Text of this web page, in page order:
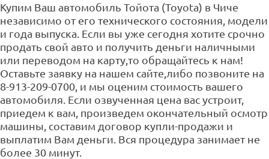
Купим Ваш автомобиль Тойота (Toyota) в Чиче
независимо от его технического состояния, модели
и года выпуска. Если вы уже сегодня хотите срочно
продать свой авто и получить деньги наличными
или переводом на карту,то обращайтесь к нам!
Оставьте заявку на нашем сайте,либо позвоните на
8-913-209-0700, и мы оценим стоимость вашего
автомобиля. Если озвученная цена вас устроит,
приедем к вам, произведем окончательный осмотр
машины, составим договор купли-продажи и
выплатим Вам деньги. Вся процедура занимает не
более 30 минут.